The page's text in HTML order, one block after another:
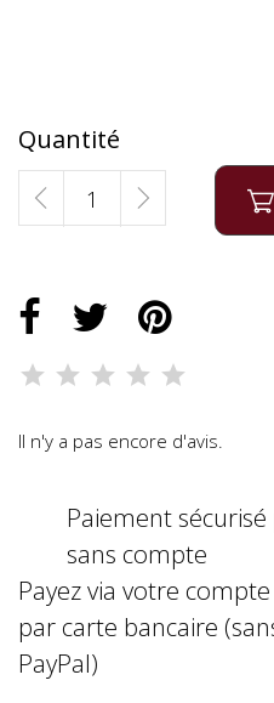
Quantité

Il n'y a pas encore d'avis.
Paiement sécurisé
sans compte
Payez via votre
par carte bancaire
PayPal)